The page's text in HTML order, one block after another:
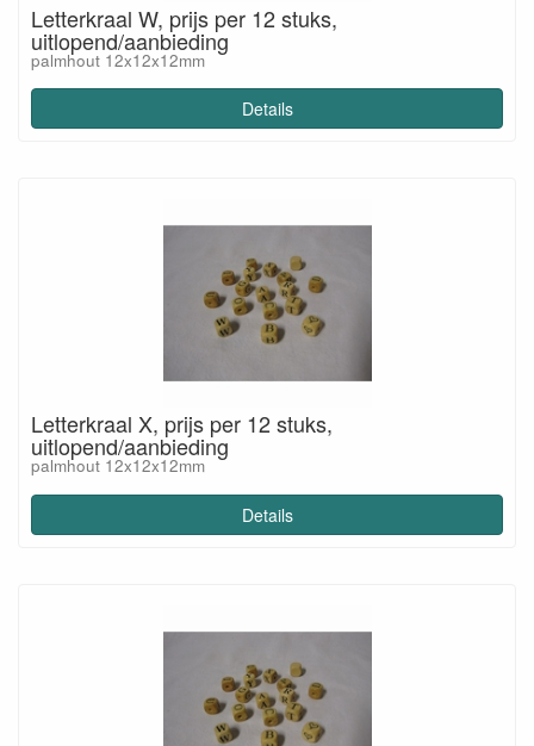
Letterkraal W, prijs per 12 stuks,
uitlopend/aanbieding
palmhout 12x12x12mm
Details
Letterkraal X, prijs per 12 stuks,
uitlopend/aanbieding
palmhout 12x12x12mm
Details